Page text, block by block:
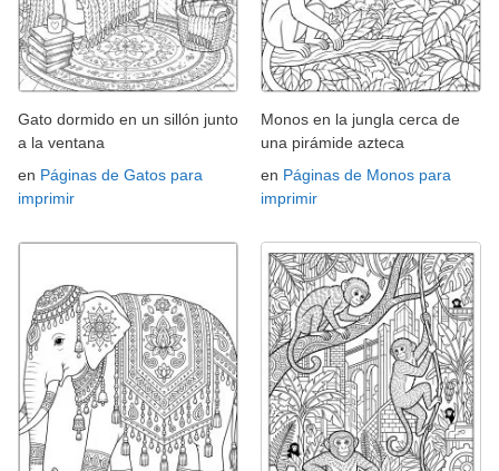
Gato dormido en un sillón junto
a la ventana
en Páginas de Gatos para
imprimir
Monos en la jungla cerca de
una pirámide azteca
en Páginas de Monos para
imprimir